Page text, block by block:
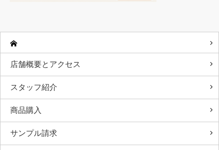
店舗概要とアクセス
スタッフ紹介
商品購入
サンプル請求